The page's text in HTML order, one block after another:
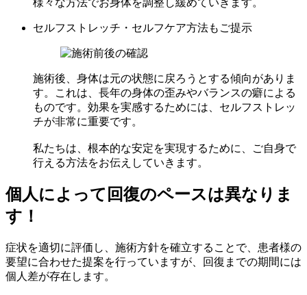
セルフストレッチ・セルフケア方法もご提示
施術後、身体は元の状態に戻ろうとする傾向がありま
す。これは、長年の身体の歪みやバランスの癖による
ものです。効果を実感するためには、セルフストレッ
チが非常に重要です。
私たちは、根本的な安定を実現するために、ご自身で
行える方法をお伝えしていきます。
個人によって回復のペースは異なりま
す！
症状を適切に評価し、施術方針を確立することで、患者様の
要望に合わせた提案を行っていますが、回復までの期間には
個人差が存在します。